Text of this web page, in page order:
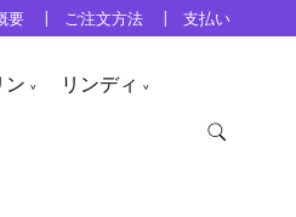
要 ご注文方法 支払い
ン リンディ